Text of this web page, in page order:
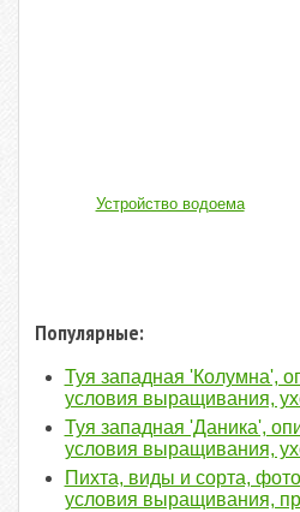
Устройство водоема
Популярные:
Туя западная 'Колумна',
условия выращивания,
Туя западная 'Даника',
условия выращивания,
Пихта, виды и сорта,
условия выращивания,